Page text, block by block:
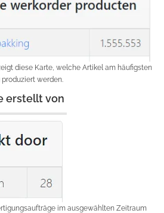
diese Karte, welche Artikel am häufigsten
werden.
erstellt von
im ausgewählten Zeitraum